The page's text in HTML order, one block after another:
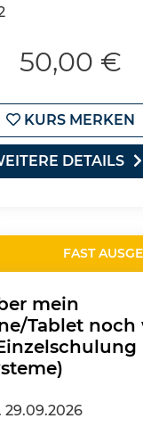
50,00 €
KURS MERKEN
DETAILS
FAST
mein
Tablet noch
29.09.2026